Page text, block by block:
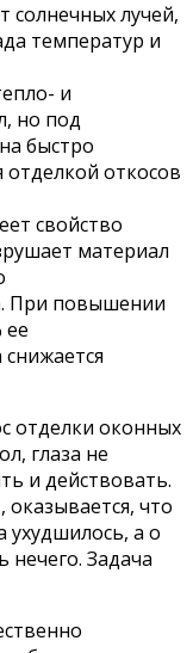
лучей,
температур и
и
но под
быстро
отделкой откосов
свойство
материал
При повышении
ее
отделки оконных
глаза не
и действовать.
что
ухудшилось, а о
нечего. Задача